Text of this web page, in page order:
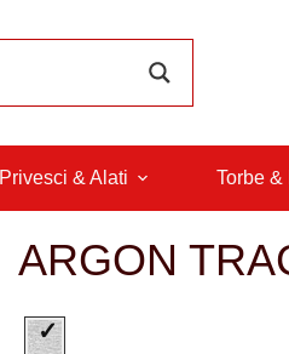
Privesci & Alati Torbe &
ARGON